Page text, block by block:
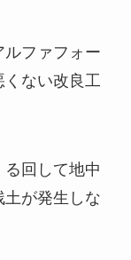
ルファフォー
ない改良工
回して地中
が発生しな